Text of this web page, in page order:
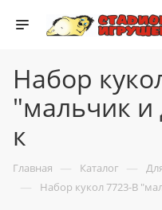
Набор
"мальчик и
к
Главная — Каталог —
— Набор кукол 7723-В